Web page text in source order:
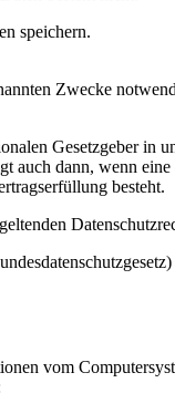
speichern.
Zwecke
Gesetzgeber in
dann, wenn
besteht.
vom